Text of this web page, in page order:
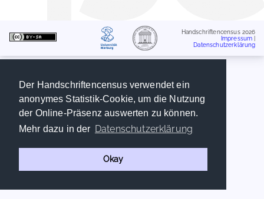
Der Handschriftencensus verwendet ein
anonymes Statistik-Cookie, um die Nutzung
der Online-Präsenz auswerten zu können.
Mehr dazu in der Datenschutzerklärung
Okay
Handschriftencensus 2026
Impressum
Datenschutzerklärung